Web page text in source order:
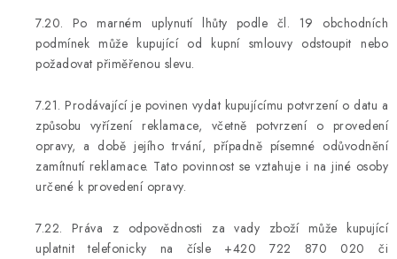
7.20. Po marném uplynutí lhůty podle čl. 19 obchodních
podmínek může kupující od kupní smlouvy odstoupit nebo
požadovat přiměřenou slevu.
7.21. Prodávající je povinen vydat kupujícímu potvrzení o datu a
způsobu vyřízení reklamace, včetně potvrzení o provedení
opravy, a době jejího trvání, případně písemné odůvodnění
zamítnutí reklamace. Tato povinnost se vztahuje i na jiné osoby
určené k provedení opravy.
7.22. Práva z odpovědnosti za vady zboží může kupující
uplatnit telefonicky na čísle +420 722 870 020 či